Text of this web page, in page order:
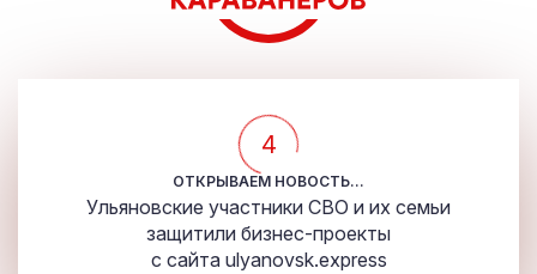
4
ОТКРЫВАЕМ НОВОСТЬ...
Ульяновские участники СВО и их семьи
защитили бизнес-проекты
с сайта ulyanovsk.express